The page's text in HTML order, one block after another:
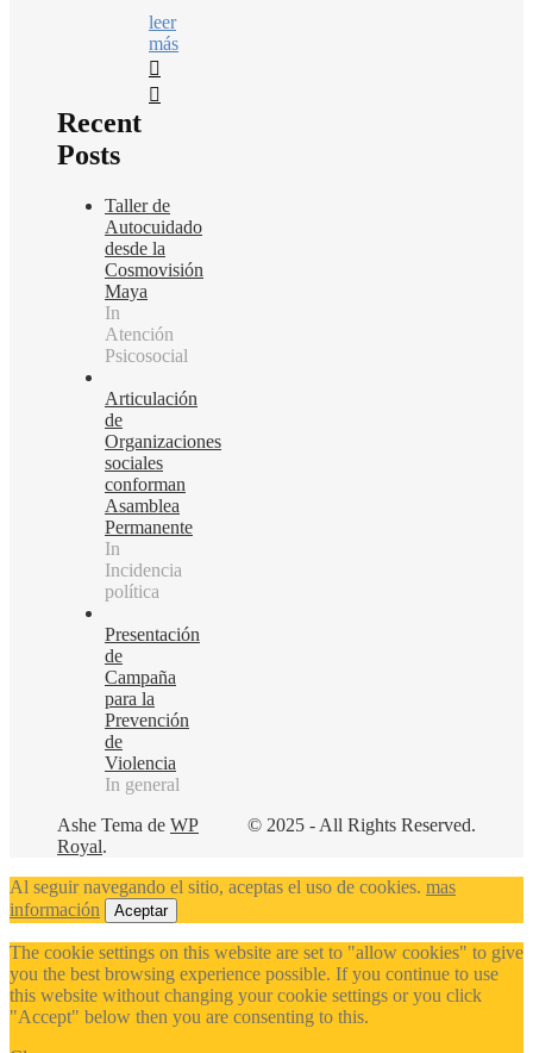
leer
más
Recent
Posts
Taller de
Autocuidado
desde la
Cosmovisión
Maya
In
Atención
Psicosocial
Articulación
de
Organizaciones
sociales
conforman
Asamblea
Permanente
In
Incidencia
política
Presentación
de
Campaña
para la
Prevención
de
Violencia
In general
© 2025 - All Rights Reserved.
Ashe Tema de WP
Royal.
Al seguir navegando el sitio, aceptas el uso de cookies. mas
información
Aceptar
The cookie settings on this website are set to "allow cookies" to give
you the best browsing experience possible. If you continue to use
this website without changing your cookie settings or you click
"Accept" below then you are consenting to this.